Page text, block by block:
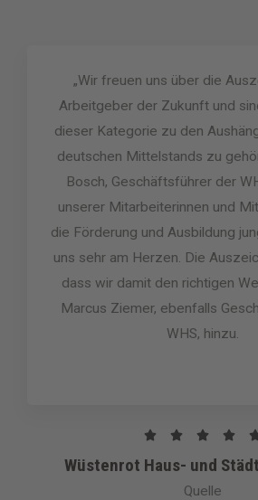
„Wir freuen uns über die
Arbeitgeber der Zukunft und
dieser Kategorie zu den
deutschen Mittelstands zu
Bosch, Geschäftsführer der
unserer Mitarbeiterinnen und
die Förderung und Ausbildung
uns sehr am Herzen. Die
dass wir damit den richtigen
Marcus Ziemer, ebenfalls
WHS, hinzu.
   
Wüstenrot Haus- und
Quelle